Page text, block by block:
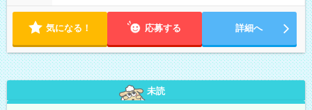
気になる！ 応募する 詳細へ
未読